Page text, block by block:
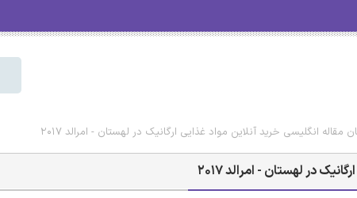
مقاله انگلیسی خرید آنلاین مواد غذایی ارگانیک در لهستان - امرالد 2017
در لهستان - امرالد 2017